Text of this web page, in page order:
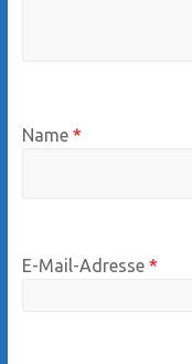
Name *
E-Mail-Adresse *